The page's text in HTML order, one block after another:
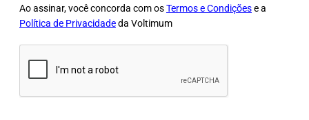
Ao assinar, você concorda com osTermos e Condiçõese a
Política de Privacidadeda Voltimum